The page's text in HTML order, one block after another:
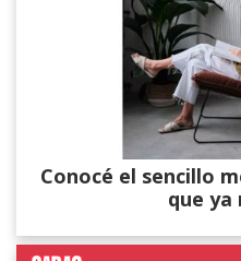
Conocé el sencillo
que ya